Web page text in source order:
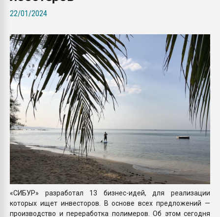
ПЕРЕЙТИ НА
22/01/2024
«СИБУР» разработал 13 бизнес-идей, для реализации
которых ищет инвесторов. В основе всех предложений —
производство и переработка полимеров. Об этом сегодня